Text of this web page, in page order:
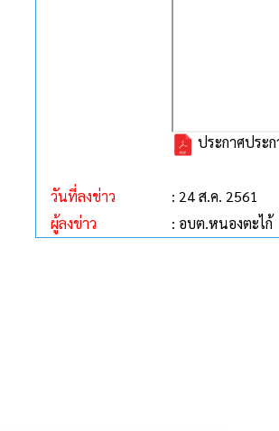
ประกาศประ
วันที่ลงข่าว
: 24 ส.ค. 2561
ผู้ลงข่าว
: อบต.หนองตะไก้